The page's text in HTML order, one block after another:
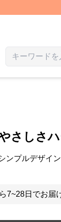
さしさ
ンプルデザイ
7~28日でお届